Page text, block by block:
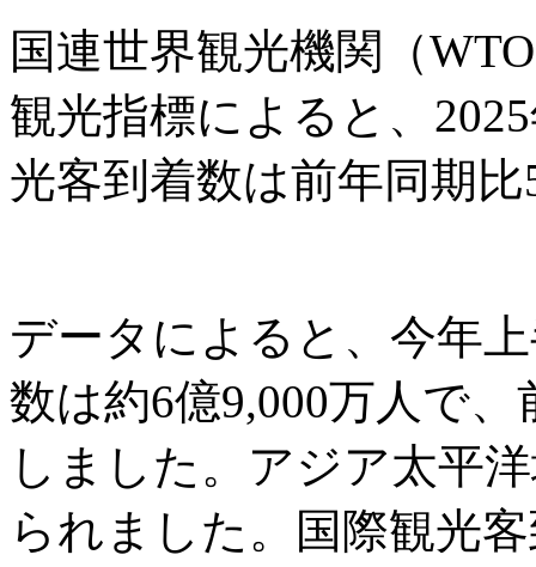
国連世界観光機関（
観光指標によると、
光客到着数は前年同期
データによると、今年
数は約6億9,000万人で
しました。アジア太平
られました。国際観光